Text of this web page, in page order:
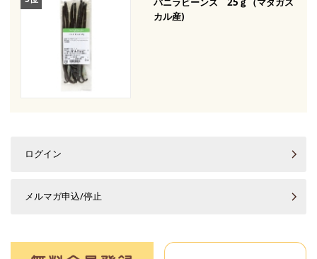
カル産)
ログイン
メルマガ申込/停止